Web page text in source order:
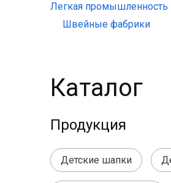
Легкая промышленность
Швейные фабрики
Каталог
Продукция
Детские шапки